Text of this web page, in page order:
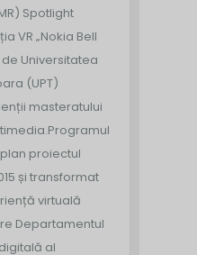
Spotlight
VR „Nokia Bell
Universitatea
(UPT)
masteratului
Programul
proiectul
și transformat
virtuală
Departamentul
al